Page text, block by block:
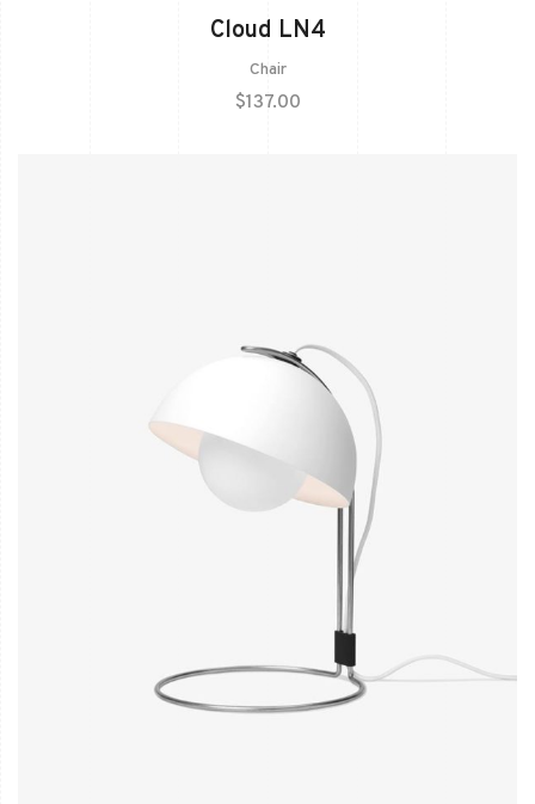
Cloud LN4
Chair
$137.00